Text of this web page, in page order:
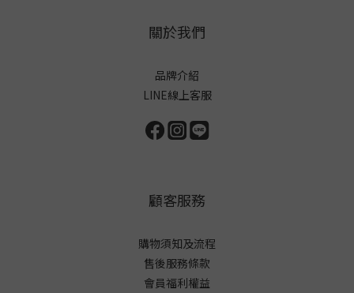
關於我們
品牌介紹
LINE線上客服
顧客服務
購物須知及流程
售後服務條款
會員福利權益